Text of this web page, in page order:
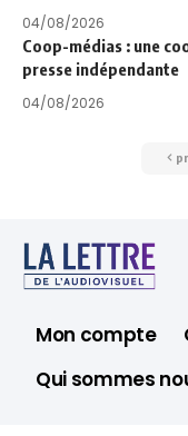
04/08/2026
Coop-médias : une
presse indépendante
04/08/2026
Mon compte
Qui sommes